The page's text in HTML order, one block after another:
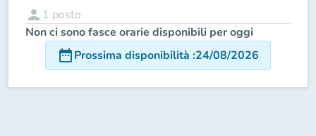
person 1 posto
Non ci sono fasce orarie disponibili per oggi
date_rangeProssima disponibilità :24/08/2026